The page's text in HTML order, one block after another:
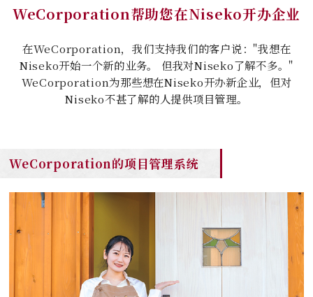
联系我们
WeCorporation帮助您在Niseko开办企业
在WeCorporation，我们支持我们的客户说："我想在
Niseko开始一个新的业务。 但我对Niseko了解不多。"
WeCorporation为那些想在Niseko开办新企业，但对
Niseko不甚了解的人提供项目管理。
WeCorporation的项目管理系统